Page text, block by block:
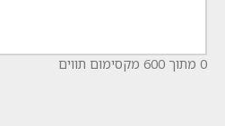
0 מתוך 600 מקסימום תווים